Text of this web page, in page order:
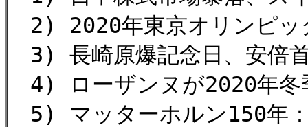
2) 2020年東京オリンピッ
3) 長崎原爆記念日、安倍
4) ローザンヌが2020年冬
5) マッターホルン150年